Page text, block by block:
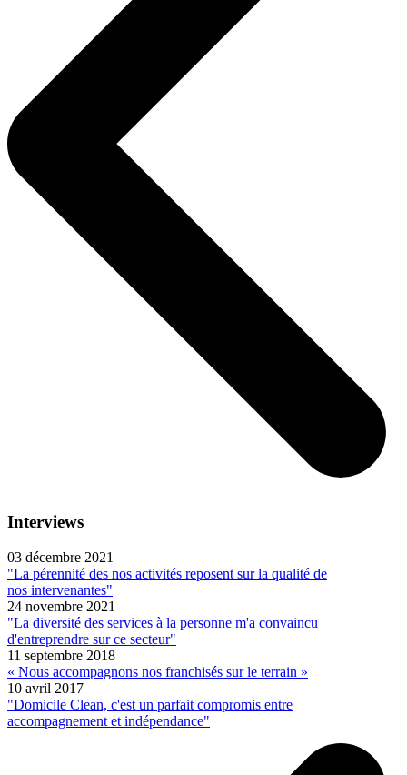
Interviews
03 décembre 2021
"La pérennité des nos activités reposent sur la qualité de
nos intervenantes"
24 novembre 2021
"La diversité des services à la personne m'a convaincu
d'entreprendre sur ce secteur"
11 septembre 2018
« Nous accompagnons nos franchisés sur le terrain »
10 avril 2017
"Domicile Clean, c'est un parfait compromis entre
accompagnement et indépendance"